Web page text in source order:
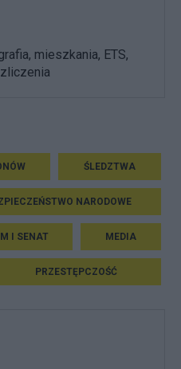
mieszkania, ETS,
ŚLEDZTWA
NARODOWE
I SENAT MEDIA
PRZESTĘPCZOŚĆ